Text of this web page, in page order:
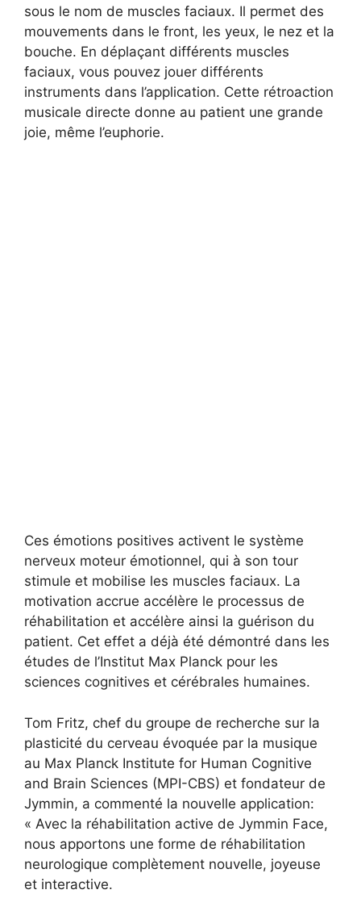
sous le nom de muscles faciaux. Il permet des
mouvements dans le front, les yeux, le nez et la
bouche. En déplaçant différents muscles
faciaux, vous pouvez jouer différents
instruments dans l’application. Cette rétroaction
musicale directe donne au patient une grande
joie, même l’euphorie.
Ces émotions positives activent le système
nerveux moteur émotionnel, qui à son tour
stimule et mobilise les muscles faciaux. La
motivation accrue accélère le processus de
réhabilitation et accélère ainsi la guérison du
patient. Cet effet a déjà été démontré dans les
études de l’Institut Max Planck pour les
sciences cognitives et cérébrales humaines.
Tom Fritz, chef du groupe de recherche sur la
plasticité du cerveau évoquée par la musique
au Max Planck Institute for Human Cognitive
and Brain Sciences (MPI-CBS) et fondateur de
Jymmin, a commenté la nouvelle application:
« Avec la réhabilitation active de Jymmin Face,
nous apportons une forme de réhabilitation
neurologique complètement nouvelle, joyeuse
et interactive.